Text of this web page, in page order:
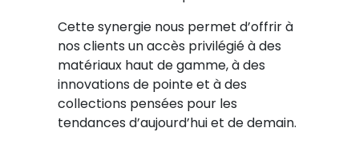
Cette synergie nous permet d’offrir à
nos clients un accès privilégié à des
matériaux haut de gamme, à des
innovations de pointe et à des
collections pensées pour les
tendances d’aujourd’hui et de demain.